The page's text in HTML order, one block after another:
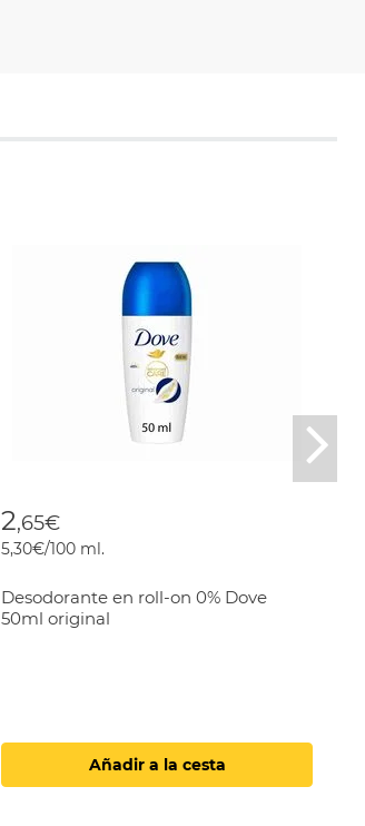
2,65€
5,30€/100 ml.
Desodorante en roll-on 0% Dove
50ml original
Añadir a la cesta